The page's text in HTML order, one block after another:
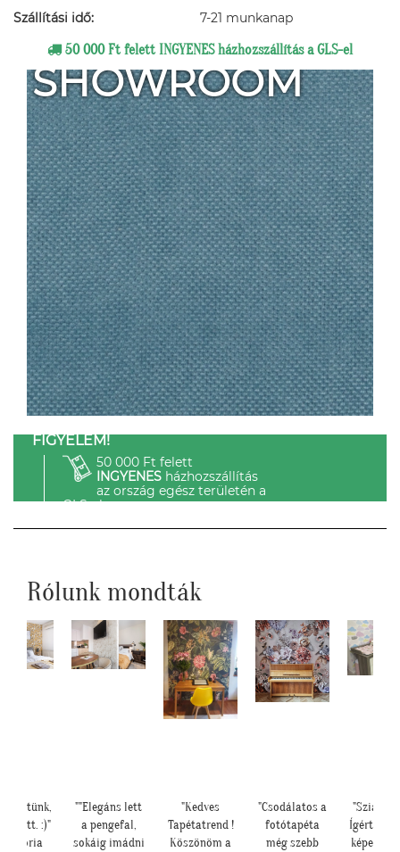
Szállítási idő:
7-21 munkanap
50 000 Ft felett INGYENES házhozszállítás a GLS-el
SHOWROOM
FIGYELEM!
50 000 Ft felett
INGYENESházhozszállítás
az ország egész területén a
GLS-el.
Rólunk mondták
lett. :)"
Viktória
""Elegáns lett
a pengefal,
sokáig imádni
"Kedves
Tapétatrend !
Köszönöm a
"Csodálatos a
fotótapéta
még szebb
"Szia
Ígértem
képeket.